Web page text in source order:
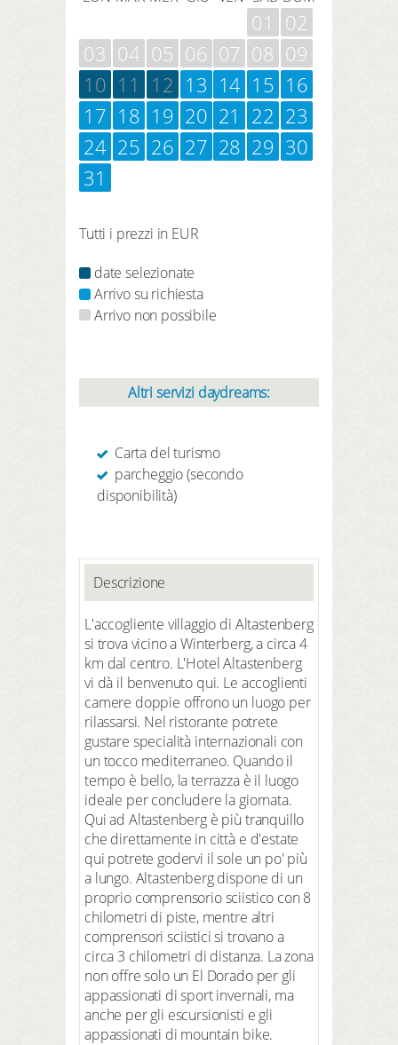
01
02
03 04 05 06 07 08 09
10 11 12 13 14 15 16
17 18 19 20 21 22 23
24 25 26 27 28 29 30
31
Tutti i prezzi in EUR
date selezionate
Arrivo su richiesta
Arrivo non possibile
Altri servizi daydreams:
Carta del turismo
parcheggio (secondo
disponibilità)
Descrizione
L'accogliente villaggio di Altastenberg
si trova vicino a Winterberg, a circa 4
km dal centro. L'Hotel Altastenberg
vi dà il benvenuto qui. Le accoglienti
camere doppie offrono un luogo per
rilassarsi. Nel ristorante potrete
gustare specialità internazionali con
un tocco mediterraneo. Quando il
tempo è bello, la terrazza è il luogo
ideale per concludere la giornata.
Qui ad Altastenberg è più tranquillo
che direttamente in città e d'estate
qui potrete godervi il sole un po' più
a lungo. Altastenberg dispone di un
proprio comprensorio sciistico con 8
chilometri di piste, mentre altri
comprensori sciistici si trovano a
circa 3 chilometri di distanza. La zona
non offre solo un El Dorado per gli
appassionati di sport invernali, ma
anche per gli escursionisti e gli
appassionati di mountain bike.